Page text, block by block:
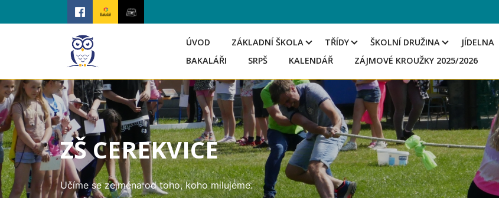
ÚVOD ZÁKLADNÍ ŠKOLA TŘÍDY ŠKOLNÍ DRUŽINA JÍDELNA
BAKALÁŘI
SRPŠ KALENDÁŘ ZÁJMOVÉ KROUŽKY 2025/2026
ZŠ CEREKVICE
Učíme se zejména od toho, koho milujeme.